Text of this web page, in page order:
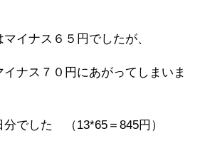
イナス６５円でしたが、
イナス７０円にあがってしまいま
分でした （13*65＝845円）